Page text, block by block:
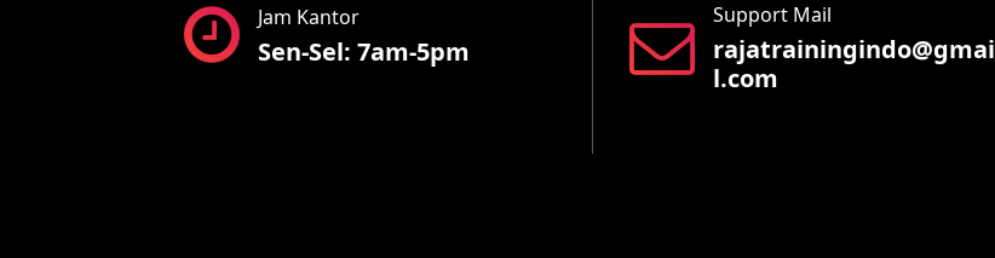
Jam Kantor
Sen-Sel: 7am-5pm
Support Mail
rajatrainingindo@gmai
l.com